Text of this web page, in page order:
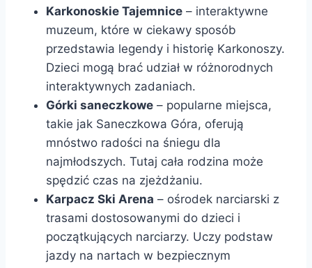
Karkonoskie Tajemnice – interaktywne
muzeum, które w ciekawy sposób
przedstawia legendy i historię Karkonoszy.
Dzieci mogą brać udział w różnorodnych
interaktywnych zadaniach.
Górki saneczkowe – popularne miejsca,
takie jak Saneczkowa Góra, oferują
mnóstwo radości na śniegu dla
najmłodszych. Tutaj cała rodzina może
spędzić czas na zjeżdżaniu.
Karpacz Ski Arena – ośrodek narciarski z
trasami dostosowanymi do dzieci i
początkujących narciarzy. Uczy podstaw
jazdy na nartach w bezpiecznym